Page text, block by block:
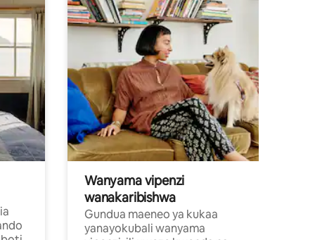
Wanyama vipenzi
wanakaribishwa
Gundua maeneo ya kukaa
yanayokubali wanyama